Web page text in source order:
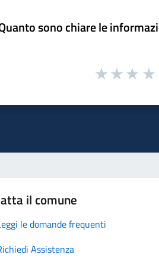
sono chiare le
il comune
le domande frequenti
Assistenza